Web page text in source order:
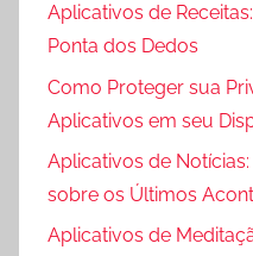
Aplicativos de
Ponta dos Dedos
Como Proteger sua
Aplicativos em seu
Aplicativos de
sobre os Últimos
Aplicativos de